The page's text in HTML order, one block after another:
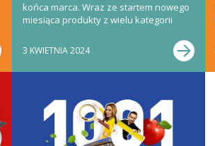
końca marca. Wraz ze startem nowego
miesiąca produkty z wielu kategorii
3 KWIETNIA 2024